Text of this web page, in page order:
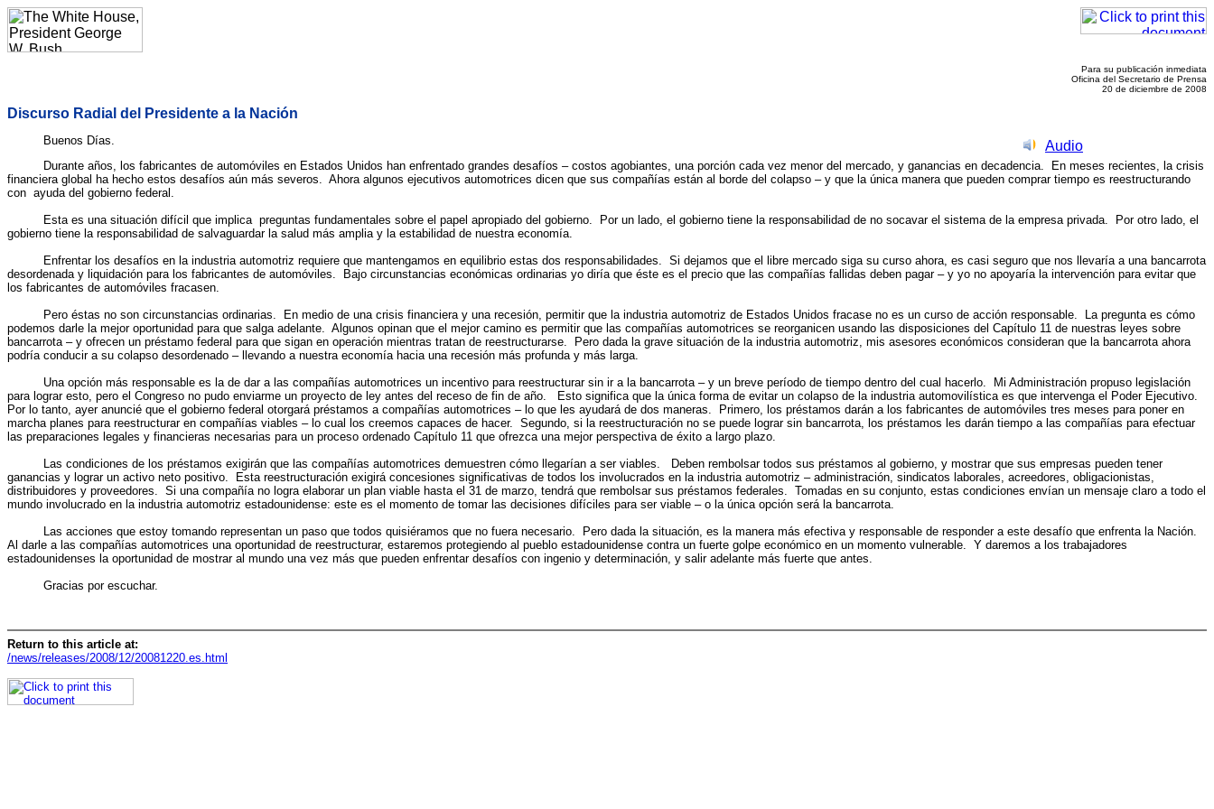
Para su publicación inmediata
Oficina del Secretario de Prensa
20 de diciembre de 2008
Discurso Radial del Presidente a la Nación
Audio
Buenos Días.
Durante años, los fabricantes de automóviles en Estados Unidos han enfrentado grandes desafíos – costos agobiantes, una porción cada vez menor del mercado, y ganancias en decadencia. En meses recientes, la crisis
financiera global ha hecho estos desafíos aún más severos. Ahora algunos ejecutivos automotrices dicen que sus compañías están al borde del colapso – y que la única manera que pueden comprar tiempo es reestructurando
con ayuda del gobierno federal.
Esta es una situación difícil que implica preguntas fundamentales sobre el papel apropiado del gobierno. Por un lado, el gobierno tiene la responsabilidad de no socavar el sistema de la empresa privada. Por otro lado, el
gobierno tiene la responsabilidad de salvaguardar la salud más amplia y la estabilidad de nuestra economía.
Enfrentar los desafíos en la industria automotriz requiere que mantengamos en equilibrio estas dos responsabilidades. Si dejamos que el libre mercado siga su curso ahora, es casi seguro que nos llevaría a una bancarrota
desordenada y liquidación para los fabricantes de automóviles. Bajo circunstancias económicas ordinarias yo diría que éste es el precio que las compañías fallidas deben pagar – y yo no apoyaría la intervención para evitar que
los fabricantes de automóviles fracasen.
Pero éstas no son circunstancias ordinarias. En medio de una crisis financiera y una recesión, permitir que la industria automotriz de Estados Unidos fracase no es un curso de acción responsable. La pregunta es cómo
podemos darle la mejor oportunidad para que salga adelante. Algunos opinan que el mejor camino es permitir que las compañías automotrices se reorganicen usando las disposiciones del Capítulo 11 de nuestras leyes sobre
bancarrota – y ofrecen un préstamo federal para que sigan en operación mientras tratan de reestructurarse. Pero dada la grave situación de la industria automotriz, mis asesores económicos consideran que la bancarrota ahora
podría conducir a su colapso desordenado – llevando a nuestra economía hacia una recesión más profunda y más larga.
Una opción más responsable es la de dar a las compañías automotrices un incentivo para reestructurar sin ir a la bancarrota – y un breve período de tiempo dentro del cual hacerlo. Mi Administración propuso legislación
para lograr esto, pero el Congreso no pudo enviarme un proyecto de ley antes del receso de fin de año. Esto significa que la única forma de evitar un colapso de la industria automovilística es que intervenga el Poder Ejecutivo.
Por lo tanto, ayer anuncié que el gobierno federal otorgará préstamos a compañías automotrices – lo que les ayudará de dos maneras. Primero, los préstamos darán a los fabricantes de automóviles tres meses para poner en
marcha planes para reestructurar en compañías viables – lo cual los creemos capaces de hacer. Segundo, si la reestructuración no se puede lograr sin bancarrota, los préstamos les darán tiempo a las compañías para efectuar
las preparaciones legales y financieras necesarias para un proceso ordenado Capítulo 11 que ofrezca una mejor perspectiva de éxito a largo plazo.
Las condiciones de los préstamos exigirán que las compañías automotrices demuestren cómo llegarían a ser viables. Deben rembolsar todos sus préstamos al gobierno, y mostrar que sus empresas pueden tener
ganancias y lograr un activo neto positivo. Esta reestructuración exigirá concesiones significativas de todos los involucrados en la industria automotriz – administración, sindicatos laborales, acreedores, obligacionistas,
distribuidores y proveedores. Si una compañía no logra elaborar un plan viable hasta el 31 de marzo, tendrá que rembolsar sus préstamos federales. Tomadas en su conjunto, estas condiciones envían un mensaje claro a todo el
mundo involucrado en la industria automotriz estadounidense: este es el momento de tomar las decisiones difíciles para ser viable – o la única opción será la bancarrota.
Las acciones que estoy tomando representan un paso que todos quisiéramos que no fuera necesario. Pero dada la situación, es la manera más efectiva y responsable de responder a este desafío que enfrenta la Nación.
Al darle a las compañías automotrices una oportunidad de reestructurar, estaremos protegiendo al pueblo estadounidense contra un fuerte golpe económico en un momento vulnerable. Y daremos a los trabajadores
estadounidenses la oportunidad de mostrar al mundo una vez más que pueden enfrentar desafíos con ingenio y determinación, y salir adelante más fuerte que antes.
Gracias por escuchar.
Return to this article at:
/news/releases/2008/12/20081220.es.html